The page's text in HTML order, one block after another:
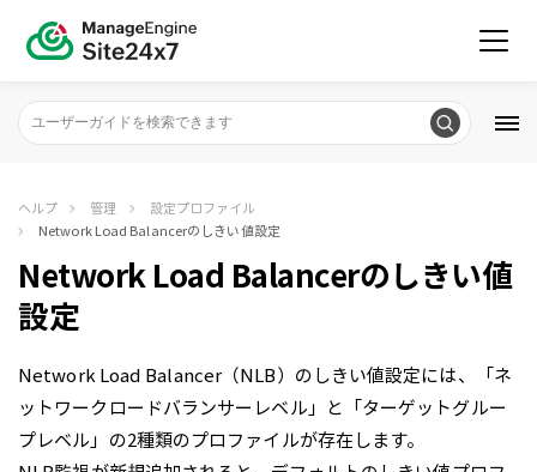
ヘルプ 管理
設定プロファイル
Network Load Balancerのしきい値設定
Network Load Balancerのしきい値
設定
Network Load Balancer（NLB）のしきい値設定には、「ネ
ットワークロードバランサーレベル」と「ターゲットグルー
プレベル」の2種類のプロファイルが存在します。